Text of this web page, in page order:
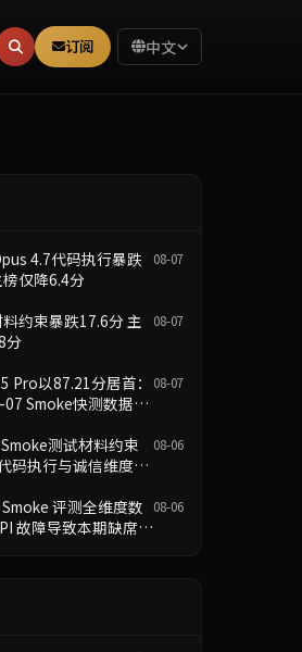
订阅 中文
4.7代码执行暴跌
仅降6.4分
08-07
约束暴跌17.6分 主
分
08-07
Pro以87.21分居首：
Smoke快测数据简
08-07
测试材料约束
码执行与诚信维度双
08-06
评测全维度数
故障导致本期缺席主
08-06